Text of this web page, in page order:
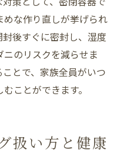
な作り直しが挙げられ
後すぐに密封し、湿度
のリスクを減らせま
とで、家族全員がいつ
ことができます。
扱い方と健康